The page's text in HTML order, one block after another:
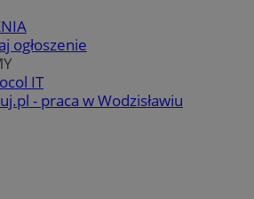
ogłoszenie
IT
- praca w Wodzisławiu